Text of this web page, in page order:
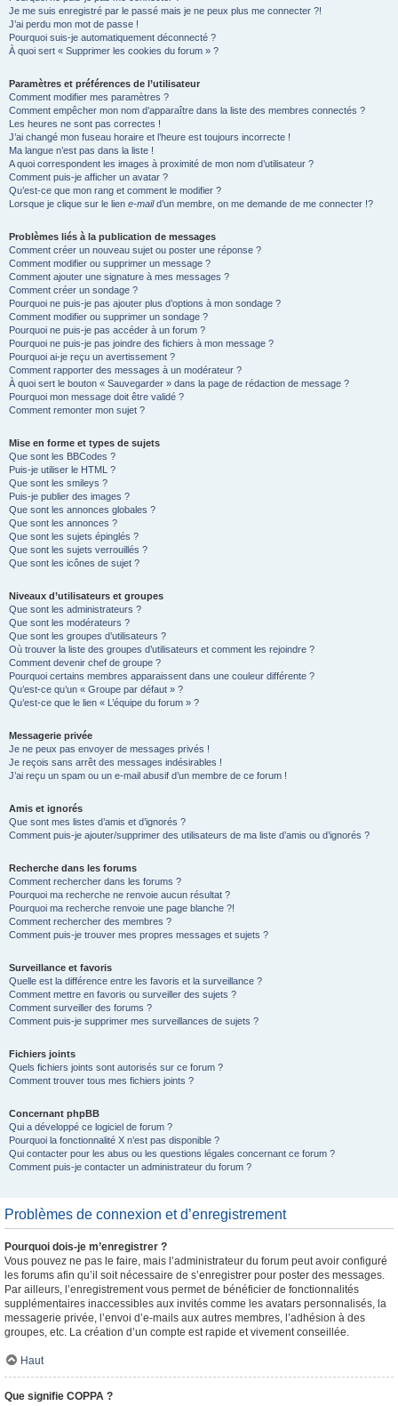
Je me suis enregistré par le passé mais je ne peux plus me connecter ?!
J’ai perdu mon mot de passe !
Pourquoi suis-je automatiquement déconnecté ?
À quoi sert « Supprimer les cookies du forum » ?
Paramètres et préférences de l’utilisateur
Comment modifier mes paramètres ?
Comment empêcher mon nom d’apparaître dans la liste des membres connectés ?
Les heures ne sont pas correctes !
J’ai changé mon fuseau horaire et l’heure est toujours incorrecte !
Ma langue n’est pas dans la liste !
A quoi correspondent les images à proximité de mon nom d’utilisateur ?
Comment puis-je afficher un avatar ?
Qu’est-ce que mon rang et comment le modifier ?
Lorsque je clique sur le lien e-maild’un membre, on me demande de me connecter !?
Problèmes liés à la publication de messages
Comment créer un nouveau sujet ou poster une réponse ?
Comment modifier ou supprimer un message ?
Comment ajouter une signature à mes messages ?
Comment créer un sondage ?
Pourquoi ne puis-je pas ajouter plus d’options à mon sondage ?
Comment modifier ou supprimer un sondage ?
Pourquoi ne puis-je pas accéder à un forum ?
Pourquoi ne puis-je pas joindre des fichiers à mon message ?
Pourquoi ai-je reçu un avertissement ?
Comment rapporter des messages à un modérateur ?
À quoi sert le bouton « Sauvegarder » dans la page de rédaction de message ?
Pourquoi mon message doit être validé ?
Comment remonter mon sujet ?
Mise en forme et types de sujets
Que sont les BBCodes ?
Puis-je utiliser le HTML ?
Que sont les smileys ?
Puis-je publier des images ?
Que sont les annonces globales ?
Que sont les annonces ?
Que sont les sujets épinglés ?
Que sont les sujets verrouillés ?
Que sont les icônes de sujet ?
Niveaux d’utilisateurs et groupes
Que sont les administrateurs ?
Que sont les modérateurs ?
Que sont les groupes d’utilisateurs ?
Où trouver la liste des groupes d’utilisateurs et comment les rejoindre ?
Comment devenir chef de groupe ?
Pourquoi certains membres apparaissent dans une couleur différente ?
Qu’est-ce qu’un « Groupe par défaut » ?
Qu’est-ce que le lien « L’équipe du forum » ?
Messagerie privée
Je ne peux pas envoyer de messages privés !
Je reçois sans arrêt des messages indésirables !
J’ai reçu un spam ou un e-mail abusif d’un membre de ce forum !
Amis et ignorés
Que sont mes listes d’amis et d’ignorés ?
Comment puis-je ajouter/supprimer des utilisateurs de ma liste d’amis ou d’ignorés ?
Recherche dans les forums
Comment rechercher dans les forums ?
Pourquoi ma recherche ne renvoie aucun résultat ?
Pourquoi ma recherche renvoie une page blanche ?!
Comment rechercher des membres ?
Comment puis-je trouver mes propres messages et sujets ?
Surveillance et favoris
Quelle est la différence entre les favoris et la surveillance ?
Comment mettre en favoris ou surveiller des sujets ?
Comment surveiller des forums ?
Comment puis-je supprimer mes surveillances de sujets ?
Fichiers joints
Quels fichiers joints sont autorisés sur ce forum ?
Comment trouver tous mes fichiers joints ?
Concernant phpBB
Qui a développé ce logiciel de forum ?
Pourquoi la fonctionnalité X n’est pas disponible ?
Qui contacter pour les abus ou les questions légales concernant ce forum ?
Comment puis-je contacter un administrateur du forum ?
Problèmes de connexion et d’enregistrement
Pourquoi dois-je m’enregistrer ?
Vous pouvez ne pas le faire, mais l’administrateur du forum peut avoir configuré
les forums afin qu’il soit nécessaire de s’enregistrer pour poster des messages.
Par ailleurs, l’enregistrement vous permet de bénéficier de fonctionnalités
supplémentaires inaccessibles aux invités comme les avatars personnalisés, la
messagerie privée, l’envoi d’e-mails aux autres membres, l’adhésion à des
groupes, etc. La création d’un compte est rapide et vivement conseillée.
Haut
Que signifie COPPA ?